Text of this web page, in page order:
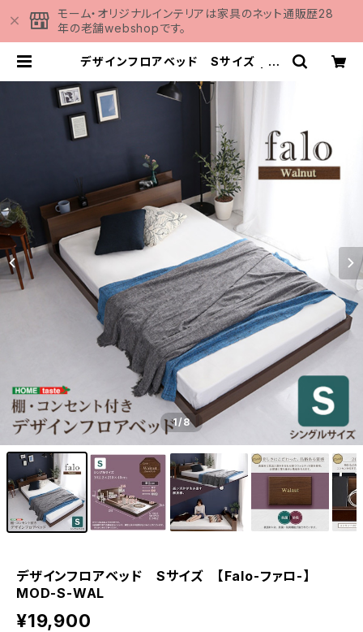
モーム・オリジナルインテリアは家具のネット通販歴28
年の老舗webshopです。
デザインフロアベッド Sサイズ 【F
具の通販専門店 MOMU
1/8
デザインフロアベッド Sサイズ 【Falo-ファロ-】
MOD-S-WAL
¥19,900